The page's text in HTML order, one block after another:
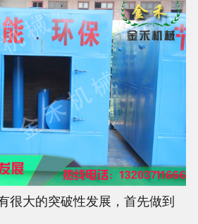
联系方式
大的突破性发展，首先做到